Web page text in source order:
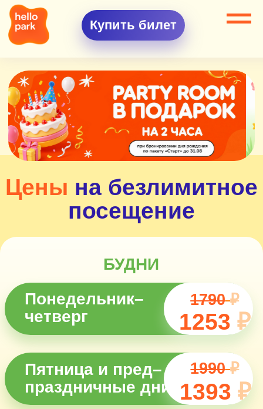
Купить билет
БУДНИ
ВЫХОДНЫЕ
Ценына безлимитное
посещение
Понедельник–
1790
Пятница и пред–
1393 ₽
Тариф "Малыши"
990 ₽
1990